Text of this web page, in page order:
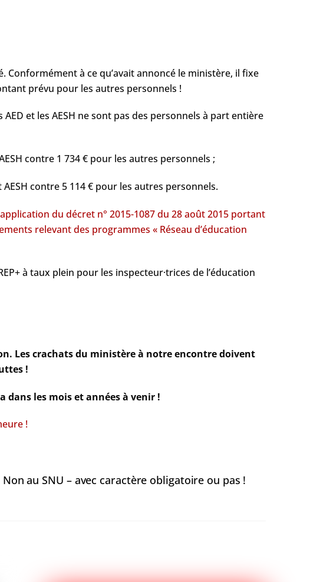
Conformément à ce qu’avait annoncé le ministère, il fixe
prévu pour les autres personnels !
et les AESH ne sont pas des personnels à part entière
contre 1 734 € pour les autres personnels ;
contre 5 114 € pour les autres personnels.
du décret n° 2015-1087 du 28 août 2015 portant
relevant des programmes « Réseau d’éducation
à taux plein pour les inspecteur·trices de l’éducation
Les crachats du ministère à notre encontre doivent
!
dans les mois et années à venir !
!
Non au SNU – avec caractère obligatoire ou pas !